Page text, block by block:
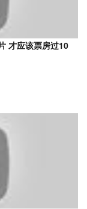
才应该票房过10